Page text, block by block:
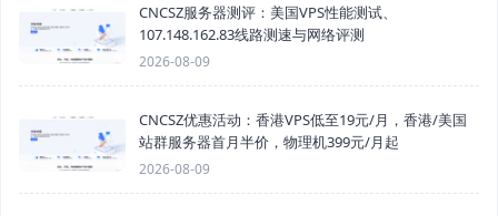
CNCSZ服务器测评：美国VPS性能测试、
107.148.162.83线路测速与网络评测
2026-08-09
CNCSZ优惠活动：香港VPS低至19元/月，香港/美国
站群服务器首月半价，物理机399元/月起
2026-08-09